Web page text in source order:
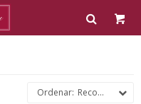
Recomendados